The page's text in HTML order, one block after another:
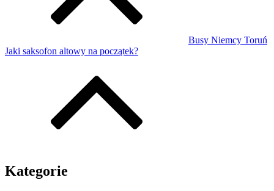
Busy Niemcy Toruń
Jaki saksofon altowy na początek?
Kategorie